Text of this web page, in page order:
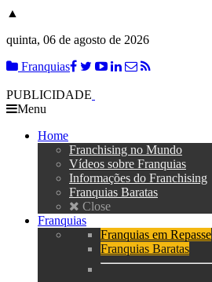
▲
quinta, 06 de agosto de 2026
Franquias
PUBLICIDADE
Menu
Home
Franchising no Mundo
Vídeos sobre Franquias
Informações do Franchising
Franquias Baratas
Close
Franquias
Franquias em Repasse
Franquias Baratas